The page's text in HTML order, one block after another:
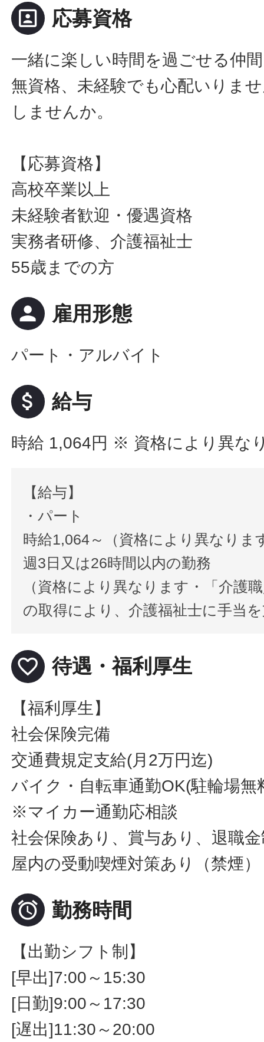
portrait 応募資格
一緒に楽しい時間を過ごせる仲
無資格、未経験でも心配いりま
しませんか。
【応募資格】
高校卒業以上
未経験者歓迎・優遇資格
実務者研修、介護福祉士
55歳までの方
person 雇用形態
パート・アルバイト
attach_money 給与
時給 1,064円 ※ 資格により異な
【給与】
・パート
時給1,064～（資格により異なりま
週3日又は26時間以内の勤務
（資格により異なります・「介護
の取得により、介護福祉士に手当
favorite_border 待遇・福利厚生
【福利厚生】
社会保険完備
交通費規定支給(月2万円迄)
バイク・自転車通勤OK(駐輪場無
※マイカー通勤応相談
社会保険あり、賞与あり、退職
屋内の受動喫煙対策あり（禁煙）
 勤務時間
【出勤シフト制】
[早出]7:00～15:30
[日勤]9:00～17:30
[遅出]11:30～20:00